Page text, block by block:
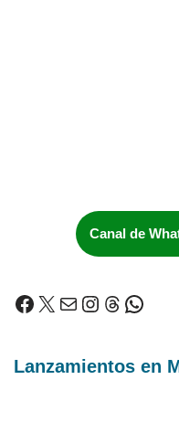
Canal de
Lanzamientos en